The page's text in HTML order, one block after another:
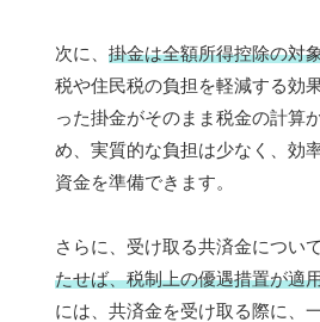
次に、 掛金は全額所得控除の対
税や住民税の負担を軽減する効
った掛金がそのまま税金の計算
め、実質的な負担は少なく、効
資金を準備できます。
さらに、受け取る共済金につい
たせば、税制上の優遇措置が適
には、共済金を受け取る際に、